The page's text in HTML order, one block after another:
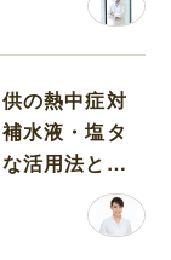
の熱中症対
水液・塩タ
活用法と水